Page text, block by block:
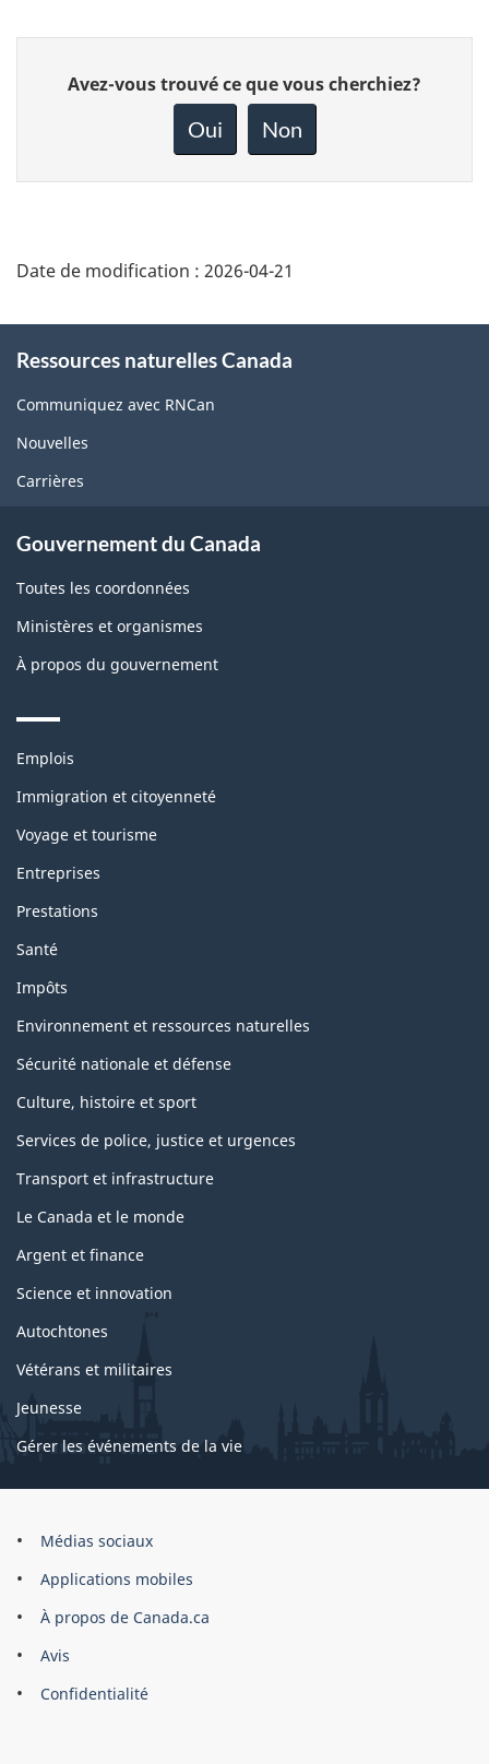
Donnez
votre
page
Avez-vous trouvé ce que vous cherchiez?
Oui Non
Date de modification : 2026-04-21
this
site
Ressources naturelles Canada
Communiquez avec RNCan
Nouvelles
Carrières
Gouvernement du Canada
Toutes les coordonnées
Ministères et organismes
À propos du gouvernement
Themes
topics
Emplois
Immigration et citoyenneté
Voyage et tourisme
Entreprises
Prestations
Santé
Impôts
Environnement et ressources naturelles
Sécurité nationale et défense
Culture, histoire et sport
Services de police, justice et urgences
Transport et infrastructure
Le Canada et le monde
Argent et finance
Science et innovation
Autochtones
Vétérans et militaires
Jeunesse
Gérer les événements de la vie
Organisation
gouvernement
du
Canada
Médias sociaux
Applications mobiles
À propos de Canada.ca
Avis
Confidentialité